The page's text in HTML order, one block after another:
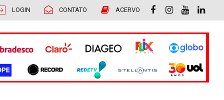
LOGIN CONTATO ACERVO